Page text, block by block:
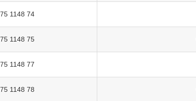
1148 74
1148 75
1148 77
1148 78